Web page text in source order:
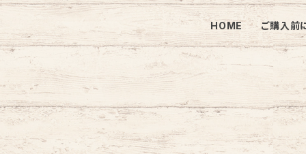
HOME ご購入前